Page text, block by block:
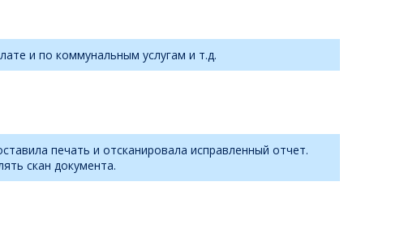
и по коммунальным услугам и т.д.
печать и отсканировала исправленный отчет.
скан документа.